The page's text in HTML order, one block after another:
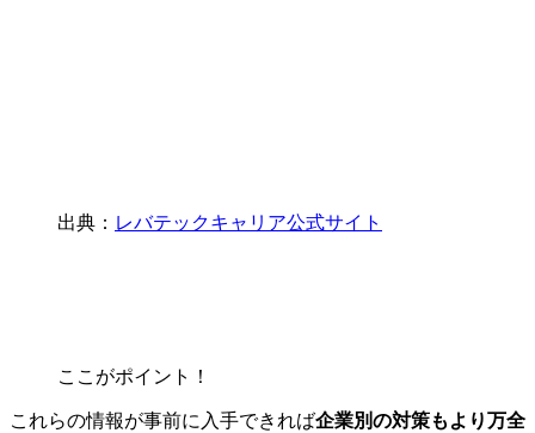
出典： レバテックキャリア公式サイト
ここがポイント！
これらの情報が事前に入手できれば企業別の対策もより万全